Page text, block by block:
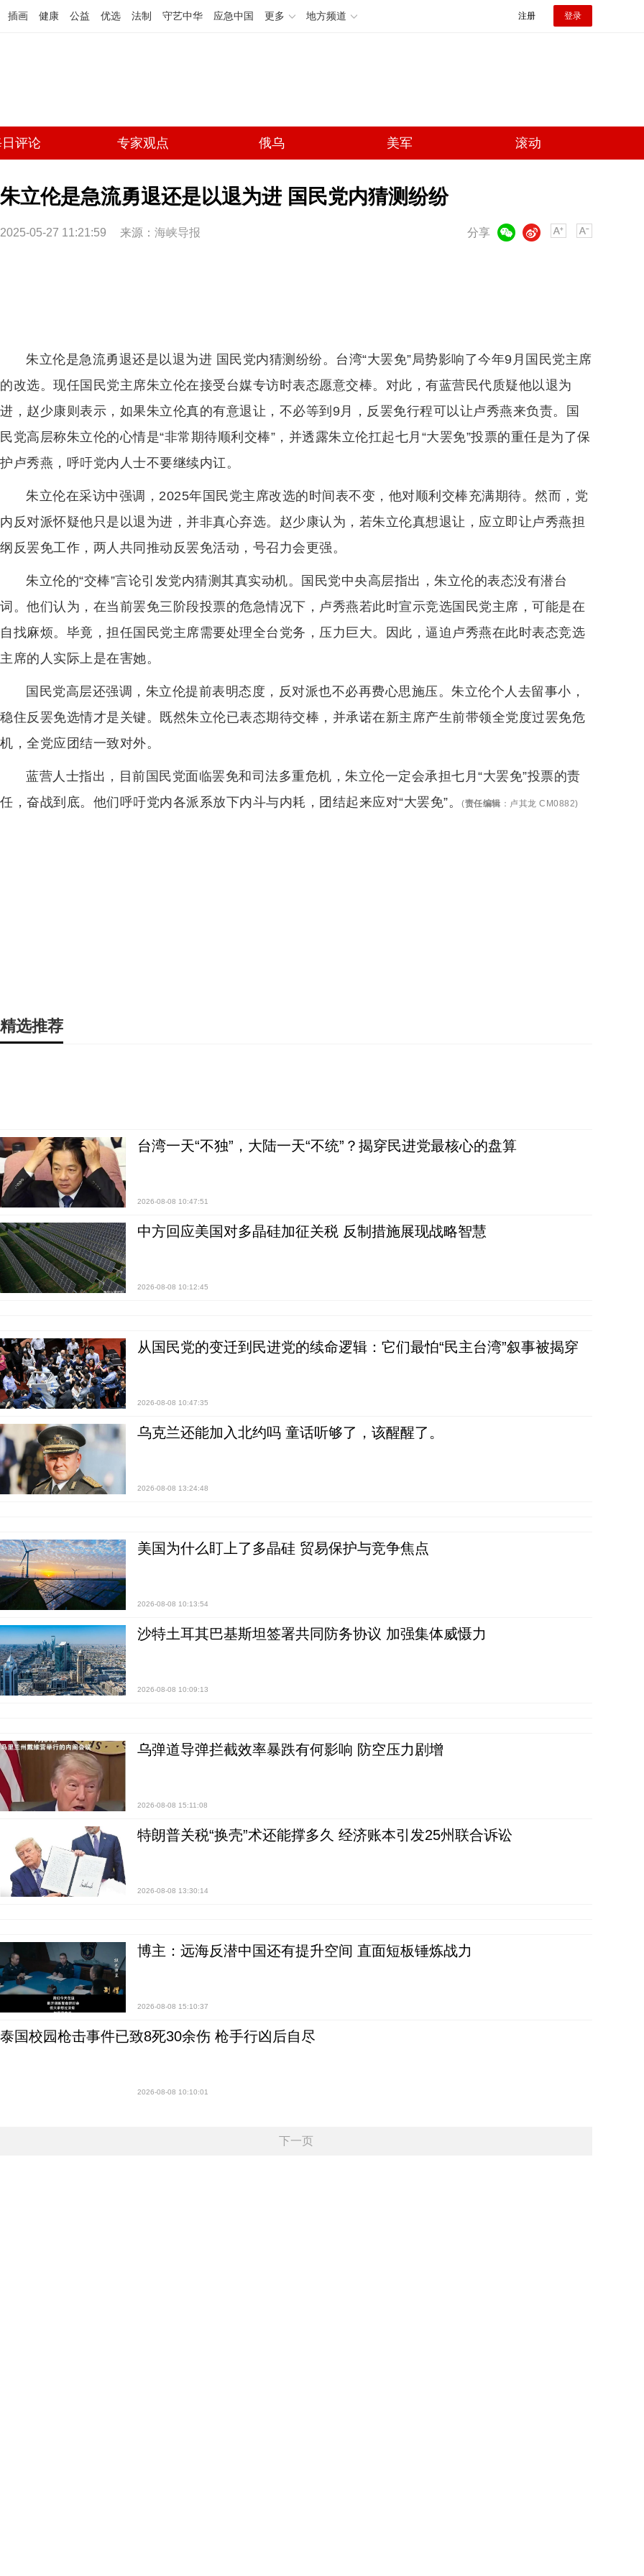
插画 健康 公益 优选 法制 守艺中华 应急中国 更多 地方频道 注册 登录
评论 专家观点 俄乌 美军 滚动
朱立伦是急流勇退还是以退为进 国民党内猜测纷纷
2025-05-27 11:21:59 来源： 海峡导报 分享
微博
朱立伦是急流勇退还是以退为进 国民党内猜测纷纷。台湾“大罢免”局势影响了今年9月国民党主席
的改选。现任国民党主席朱立伦在接受台媒专访时表态愿意交棒。对此，有蓝营民代质疑他以退为
进，赵少康则表示，如果朱立伦真的有意退让，不必等到9月，反罢免行程可以让卢秀燕来负责。国
民党高层称朱立伦的心情是“非常期待顺利交棒”，并透露朱立伦扛起七月“大罢免”投票的重任是为了保
护卢秀燕，呼吁党内人士不要继续内讧。
朱立伦在采访中强调，2025年国民党主席改选的时间表不变，他对顺利交棒充满期待。然而，党
内反对派怀疑他只是以退为进，并非真心弃选。赵少康认为，若朱立伦真想退让，应立即让卢秀燕担
纲反罢免工作，两人共同推动反罢免活动，号召力会更强。
朱立伦的“交棒”言论引发党内猜测其真实动机。国民党中央高层指出，朱立伦的表态没有潜台
词。他们认为，在当前罢免三阶段投票的危急情况下，卢秀燕若此时宣示竞选国民党主席，可能是在
自找麻烦。毕竟，担任国民党主席需要处理全台党务，压力巨大。因此，逼迫卢秀燕在此时表态竞选
主席的人实际上是在害她。
国民党高层还强调，朱立伦提前表明态度，反对派也不必再费心思施压。朱立伦个人去留事小，
稳住反罢免选情才是关键。既然朱立伦已表态期待交棒，并承诺在新主席产生前带领全党度过罢免危
机，全党应团结一致对外。
蓝营人士指出，目前国民党面临罢免和司法多重危机，朱立伦一定会承担七月“大罢免”投票的责
任，奋战到底。他们呼吁党内各派系放下内斗与内耗，团结起来应对“大罢免”。
(责任编辑 ： 卢其龙 CM0882)
精选推荐
台湾一天“不独”，大陆一天“不统”？揭穿民进党最核心的盘算
2026-08-08 10:47:51
中方回应美国对多晶硅加征关税 反制措施展现战略智慧
2026-08-08 10:12:45
从国民党的变迁到民进党的续命逻辑：它们最怕“民主台湾”叙事被揭穿
2026-08-08 10:47:35
乌克兰还能加入北约吗 童话听够了，该醒醒了。
2026-08-08 13:24:48
美国为什么盯上了多晶硅 贸易保护与竞争焦点
2026-08-08 10:13:54
沙特土耳其巴基斯坦签署共同防务协议 加强集体威慑力
2026-08-08 10:09:13
乌弹道导弹拦截效率暴跌有何影响 防空压力剧增
2026-08-08 15:11:08
特朗普关税“换壳”术还能撑多久 经济账本引发25州联合诉讼
2026-08-08 13:30:14
博主：远海反潜中国还有提升空间 直面短板锤炼战力
2026-08-08 15:10:37
泰国校园枪击事件已致8死30余伤 枪手行凶后自尽
2026-08-08 10:10:01
下一页